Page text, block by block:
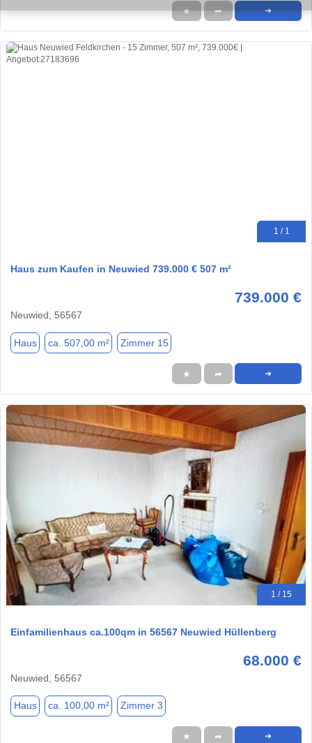
★ ➦ ➜
1 / 1
Haus zum Kaufen in Neuwied 739.000 € 507 m²
739.000 €
Neuwied, 56567
Haus ca. 507,00 m² Zimmer 15
★ ➦ ➜
1 / 15
Einfamilienhaus ca.100qm in 56567 Neuwied Hüllenberg
68.000 €
Neuwied, 56567
Haus ca. 100,00 m² Zimmer 3
★ ➦ ➜